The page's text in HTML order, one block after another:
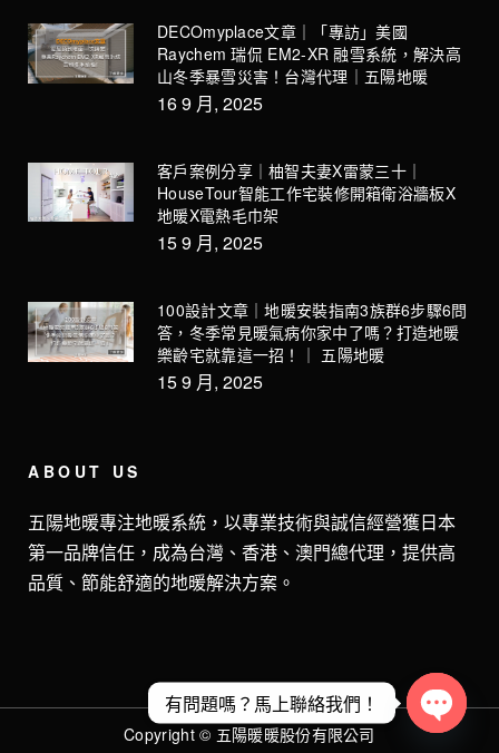
DECOmyplace文章｜「專訪」美國
Raychem 瑞侃 EM2-XR 融雪系統，解決高
山冬季暴雪災害！台灣代理｜五陽地暖
16 9 月, 2025
客戶案例分享｜柚智夫妻X雷蒙三十｜
HouseTour智能工作宅裝修開箱衛浴牆板X
地暖X電熱毛巾架
15 9 月, 2025
100設計文章｜地暖安裝指南3族群6步驟6問
答，冬季常見暖氣病你家中了嗎？打造地暖
樂齡宅就靠這一招！｜ 五陽地暖
15 9 月, 2025
ABOUT US
五陽地暖專注地暖系統，以專業技術與誠信經營獲日本
第一品牌信任，成為台灣、香港、澳門總代理，提供高
品質、節能舒適的地暖解決方案。
Copyright © 五陽暖暖股份有限公司
有問題嗎？馬上聯絡我們！